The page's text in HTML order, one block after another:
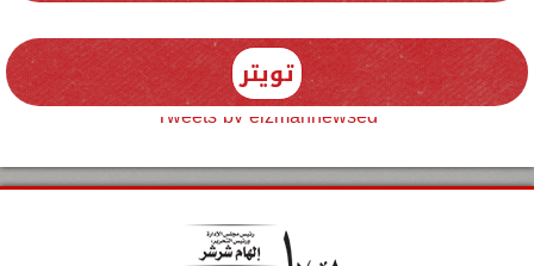
تويتر
Tweets by elzmannewseg